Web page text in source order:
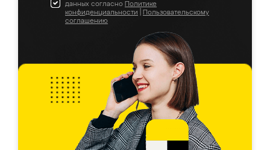
данных согласно Политике
конфиденциальности
Пользовательскому
соглашению